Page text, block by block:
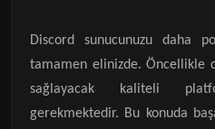
Discord sunucunuzu daha
tamamen elinizde. Öncellikle
sağlayacak kaliteli
gerekmektedir. Bu konuda